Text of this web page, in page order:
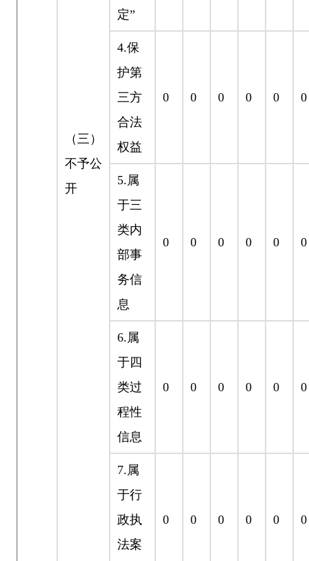
（三）
不予公
开
定”
4.保
护第
三方
合法
权益
0 0 0 0 0 0
5. 属
于三
类内
部事
务信
息
0 0 0 0 0 0
6. 属
于四
类过
程性
信息
0 0 0 0 0 0
7. 属
于行
政执
法案
0 0 0 0 0 0